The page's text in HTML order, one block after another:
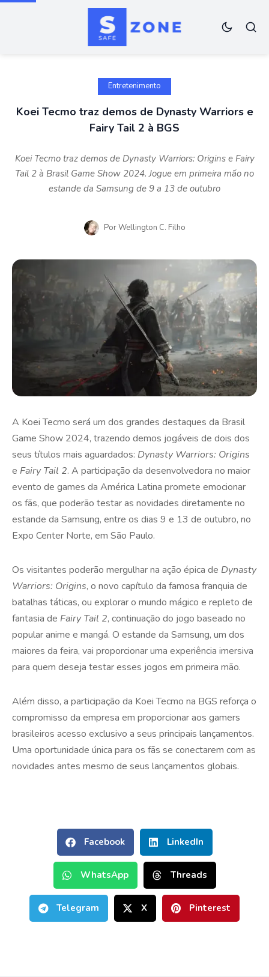
Entretenimento
Koei Tecmo traz demos de Dynasty Warriors e
Fairy Tail 2 à BGS
Koei Tecmo traz demos de Dynasty Warriors: Origins e Fairy
Tail 2 à Brasil Game Show 2024. Jogue em primeira mão no
estande da Samsung de 9 a 13 de outubro
PorWellington C. Filho
A Koei Tecmo será um dos grandes destaques da Brasil
Game Show 2024, trazendo demos jogáveis de dois dos
seus títulos mais aguardados: Dynasty Warriors: Origins
e Fairy Tail 2. A participação da desenvolvedora no maior
evento de games da América Latina promete emocionar
os fãs, que poderão testar as novidades diretamente no
estande da Samsung, entre os dias 9 e 13 de outubro, no
Expo Center Norte, em São Paulo.
Os visitantes poderão mergulhar na ação épica de Dynasty
Warriors: Origins, o novo capítulo da famosa franquia de
batalhas táticas, ou explorar o mundo mágico e repleto de
fantasia de Fairy Tail 2, continuação do jogo baseado no
popular anime e mangá. O estande da Samsung, um dos
maiores da feira, vai proporcionar uma experiência imersiva
para quem deseja testar esses jogos em primeira mão.
Além disso, a participação da Koei Tecmo na BGS reforça o
compromisso da empresa em proporcionar aos gamers
brasileiros acesso exclusivo a seus principais lançamentos.
Uma oportunidade única para os fãs se conectarem com as
novidades antes mesmo de seus lançamentos globais.
Facebook LinkedIn
WhatsApp Threads
Telegram X Pinterest